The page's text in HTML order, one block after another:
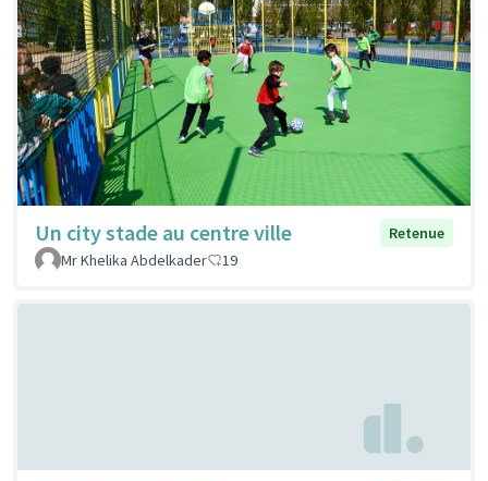
Un city stade au centre ville
Retenue
Mr Khelika Abdelkader
19